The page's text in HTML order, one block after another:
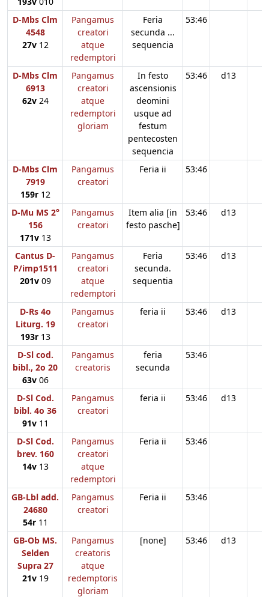
D-Mbs Clm
4548
27v12
Pangamus
creatori
atque
redemptori
Feria
secunda ...
sequencia
53:46
D-Mbs Clm
6913
62v24
Pangamus
creatori
atque
redemptori
gloriam
In festo
ascensionis
deomini
usque ad
festum
pentecosten
sequencia
53:46 d13
D-Mbs Clm
7919
159r12
Pangamus
creatori
Feria ii 53:46
D-Mu MS 2°
156
171v13
Pangamus
creatori
Item alia [in
festo pasche]
53:46 d13
Cantus D-
P/imp1511
201v09
Pangamus
creatori
atque
redemptori
Feria
secunda.
sequentia
53:46 d13
D-Rs 4o
Liturg. 19
193r13
Pangamus
creatori
feria ii 53:46 d13
D-Sl cod.
bibl., 2o 20
63v06
Pangamus
creatoris
feria
secunda
53:46
D-Sl Cod.
bibl. 4o 36
91v11
Pangamus
creatori
feria ii 53:46 d13
D-Sl Cod.
brev. 160
14v13
Pangamus
creatori
atque
redemptori
Feria ii 53:46
GB-Lbl add.
24680
54r11
Pangamus
creatori
Feria ii 53:46
GB-Ob MS.
Selden
Supra 27
21v19
Pangamus
creatoris
atque
redemptoris
gloriam
[none] 53:46 d13